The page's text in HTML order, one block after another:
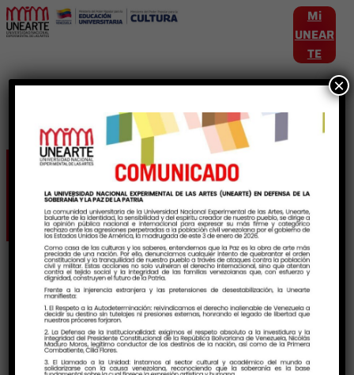
Mi
UNEAR
TE
Etiqueta:Dramaturgia
×